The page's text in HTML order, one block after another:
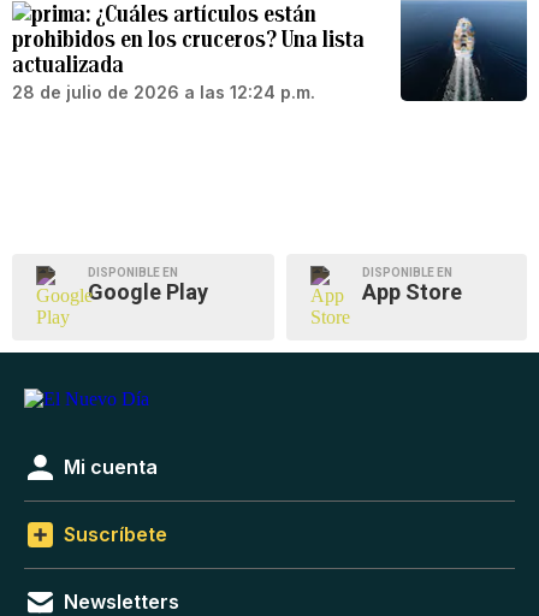
¿Cuáles artículos están
prohibidos en los cruceros? Una lista
actualizada
28 de julio de 2026 a las 12:24 p.m.
DISPONIBLE EN
Google Play
DISPONIBLE EN
App Store
Mi cuenta
Suscríbete
Newsletters